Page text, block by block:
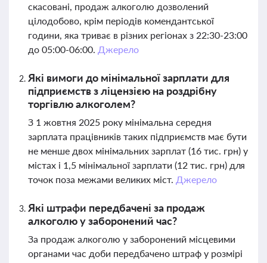
скасовані, продаж алкоголю дозволений
цілодобово, крім періодів комендантської
години, яка триває в різних регіонах з 22:30-23:00
до 05:00-06:00. Джерело
Які вимоги до мінімальної зарплати для
підприємств з ліцензією на роздрібну
торгівлю алкоголем?
З 1 жовтня 2025 року мінімальна середня
зарплата працівників таких підприємств має бути
не менше двох мінімальних зарплат (16 тис. грн) у
містах і 1,5 мінімальної зарплати (12 тис. грн) для
точок поза межами великих міст. Джерело
Які штрафи передбачені за продаж
алкоголю у заборонений час?
За продаж алкоголю у заборонений місцевими
органами час доби передбачено штраф у розмірі